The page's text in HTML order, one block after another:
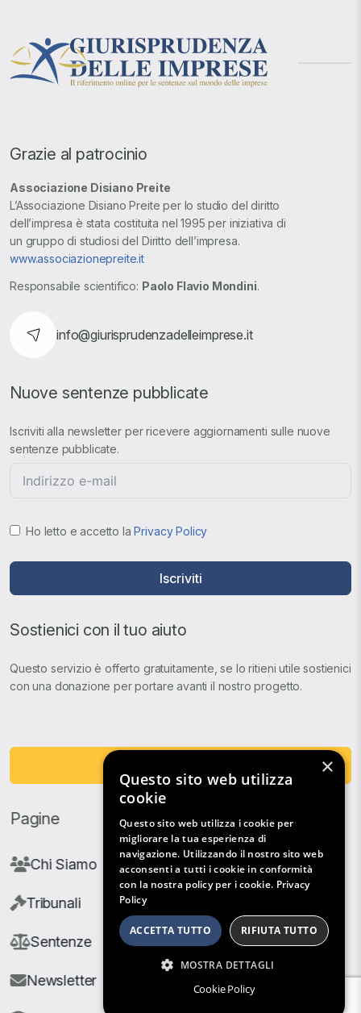
Grazie al patrocinio
Associazione Disiano Preite
L’Associazione Disiano Preite per lo studio del diritto
dell’impresa è stata costituita nel 1995 per iniziativa di
un gruppo di studiosi del Diritto dell’impresa.
www.associazionepreite.it
Responsabile scientifico: Paolo Flavio Mondini.
info@giurisprudenzadelleimprese.it
Nuove sentenze pubblicate
Iscriviti alla newsletter per ricevere aggiornamenti sulle nuove
sentenze pubblicate.
Ho letto e accetto laPrivacy Policy
Iscriviti
Sostienici con il tuo aiuto
Questo servizio è offerto gratuitamente, se lo ritieni utile sostienici
con una donazione per portare avanti il nostro progetto.
Pagine
Chi Siamo
Tribunali
Sentenze
Newsletter
×
Questo sito web utilizza
cookie
Questo sito web utilizza i cookie per
migliorare la tua esperienza di
navigazione. Utilizzando il nostro sito web
acconsenti a tutti i cookie in conformità
con la nostra policy per i cookie. Privacy
Policy
ACCETTA TUTTO RIFIUTA TUTTO
MOSTRA DETTAGLI
Cookie Policy